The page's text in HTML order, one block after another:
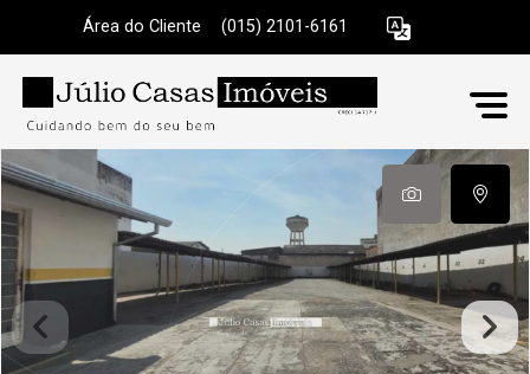
Área do Cliente (015) 2101-6161